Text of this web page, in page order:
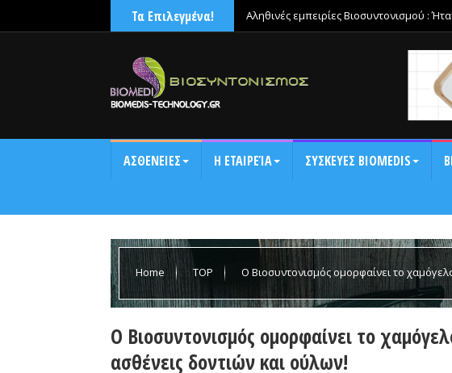
Τα Επιλεγμένα! Αληθινές εμπειρίες Βιοσυντονισμού :
ΑΣΘΕΝΕΙΕΣ Η ΕΤΑΙΡΕΊΑ ΣΥΣΚΕΥΕΣ BIOMEDIS
Home TOP Ο Βιοσυντονισμός ομορφαίνει το
Ο Βιοσυντονισμός ομορφαίνει το
ασθένεις δοντιών και ούλων!